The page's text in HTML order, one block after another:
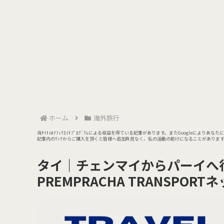
ホーム 海外旅行
当ｻｲﾄはｱﾌｨﾘｴｲﾄﾌﾟﾛｸﾞﾗﾑによる収益を得ている記事があります。またGoogleによりあなた
記事内のﾘﾝｸからご購入を頂くと皆様へ追加負担なく、私の活動の助けになることがありま
タイ｜チェンマイからパーイ
PREMPRACHA TRANSPORT